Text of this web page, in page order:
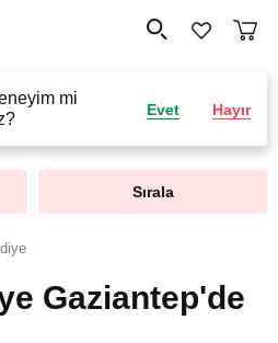
mi
Evet Hayır
Sırala
Gaziantep'de